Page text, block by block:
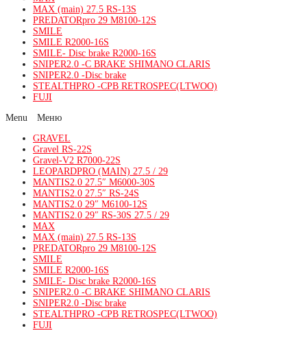
MAX (main) 27.5 RS-13S
PREDATORpro 29 M8100-12S
SMILE
SMILE R2000-16S
SMILE- Disc brake R2000-16S
SNIPER2.0 -C BRAKE SHIMANO CLARIS
SNIPER2.0 -Disc brake
STEALTHPRO -CPB RETROSPEC(LTWOO)
FUJI
Menu
GRAVEL
Gravel RS-22S
Gravel-V2 R7000-22S
LEOPARDPRO (MAIN) 27.5 / 29
MANTIS2.0 27.5″ M6000-30S
MANTIS2.0 27.5″ RS-24S
MANTIS2.0 29″ M6100-12S
MANTIS2.0 29″ RS-30S 27.5 / 29
MAX
MAX (main) 27.5 RS-13S
PREDATORpro 29 M8100-12S
SMILE
SMILE R2000-16S
SMILE- Disc brake R2000-16S
SNIPER2.0 -C BRAKE SHIMANO CLARIS
SNIPER2.0 -Disc brake
STEALTHPRO -CPB RETROSPEC(LTWOO)
FUJI